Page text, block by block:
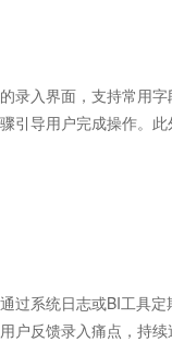
入界面，支持常用字
引导用户完成操作。
过系统日志或BI工具
馈录入痛点，持续迭